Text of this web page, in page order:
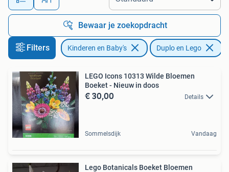
Bewaar je zoekopdracht
Filters Kinderen en Baby's Duplo en Lego
LEGO Icons 10313 Wilde Bloemen
Boeket - Nieuw in doos
€ 30,00 Details
Sommelsdijk Vandaag
Lego Botanicals Boeket Bloemen